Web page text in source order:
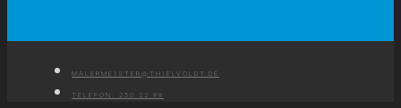
MALERMEISTER@THIELVOLDT.DE
TELEFON: 250 22 88